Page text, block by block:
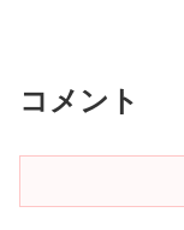
コメント